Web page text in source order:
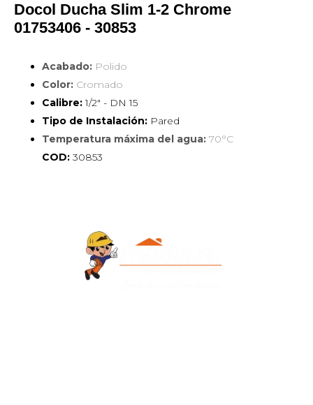
Docol Ducha Slim 1-2 Chrome
01753406 - 30853
Acabado: Polido
Color: Cromado
Calibre:1/2" - DN 15
Tipo de Instalación: Pared
Temperatura máxima del agua: 70°C
COD: 30853